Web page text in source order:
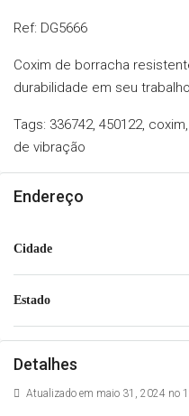
Ref: DG5666
Coxim de borracha
durabilidade em seu
Tags: 336742, 450122,
de vibração
Endereço
Cidade
Estado
Detalhes
Atualizado em maio 31, 2024 no